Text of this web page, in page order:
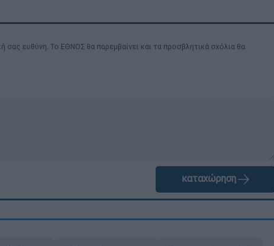
σας ευθύνη. Το ΕΘΝΟΣ θα παρεμβαίνει και τα προσβλητικά σχόλια θα
καταχώρηση